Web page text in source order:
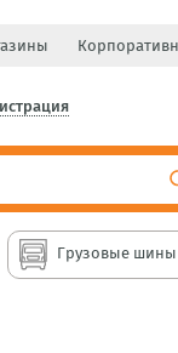
Грузовые шины